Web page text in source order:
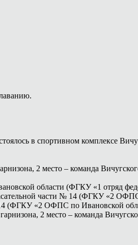
в спортивном комплексе
2 место – команда
области (ФГКУ «1 отряд
части № 14 (ФГКУ «2
(ФГКУ «2 ОФПС по Ивановской
2 место – команда